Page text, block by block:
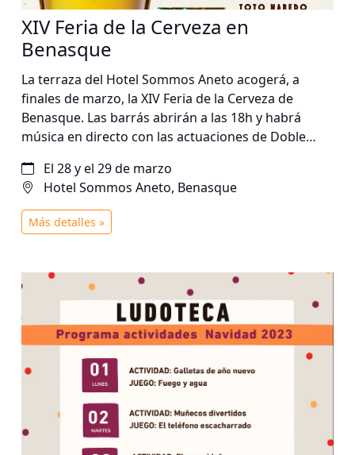
XIV Feria de la Cerveza en
Benasque
La terraza del Hotel Sommos Aneto acogerá, a
finales de marzo, la XIV Feria de la Cerveza de
Benasque. Las barrás abrirán a las 18h y habrá
música en directo con las actuaciones de Doble
El 28 y el 29 de marzo
Hotel Sommos Aneto, Benasque
Más detalles »